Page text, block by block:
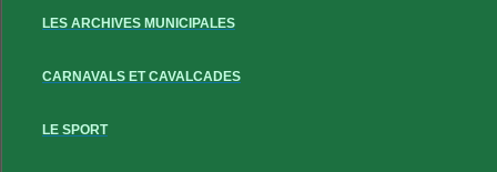
LES ARCHIVES MUNICIPALES
CARNAVALS ET CAVALCADES
LE SPORT